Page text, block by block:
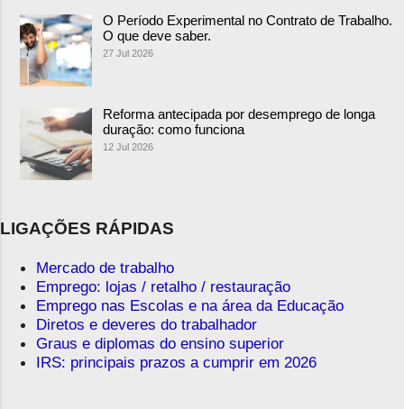
O Período Experimental no Contrato de Trabalho.
O que deve saber.
27 Jul 2026
Reforma antecipada por desemprego de longa
duração: como funciona
12 Jul 2026
LIGAÇÕES RÁPIDAS
Mercado de trabalho
Emprego: lojas / retalho / restauração
Emprego nas Escolas e na área da Educação
Diretos e deveres do trabalhador
Graus e diplomas do ensino superior
IRS: principais prazos a cumprir em 2026